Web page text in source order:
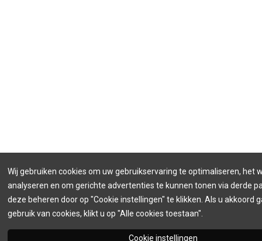
Wij gebruiken cookies om uw gebruikservaring te optimaliseren, het
analyseren en om gerichte advertenties te kunnen tonen via derde
deze beheren door op "Cookie instellingen" te klikken. Als u akkoord
gebruik van cookies, klikt u op "Alle cookies toestaan".
Cookie instellingen